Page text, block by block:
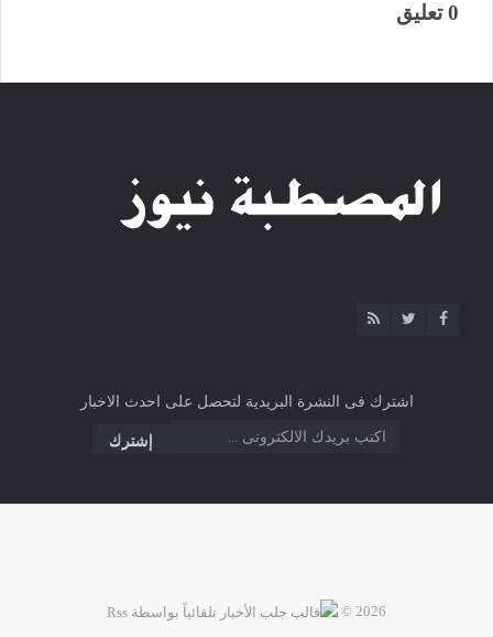
0 تعليق
اشترك فى النشرة البريدية لتحصل على احدث الاخبار
2026 ©